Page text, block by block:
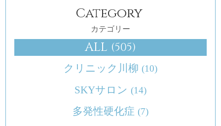
Category
カテゴリー
ALL (505)
クリニック川柳 (10)
SKYサロン (14)
多発性硬化症 (7)